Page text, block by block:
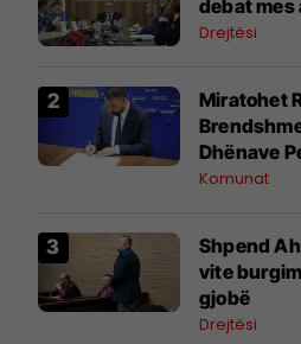
debat mes
Drejtësi
Miratohet
Dhënave
Forcojmë
Komunat
Shpend
vite
gjobë
Drejtësi